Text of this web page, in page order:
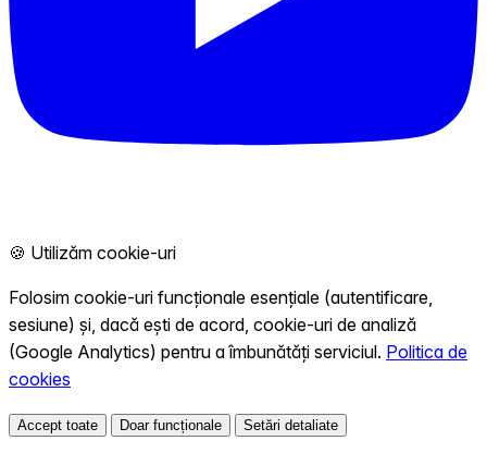
🍪 Utilizăm cookie-uri
Folosim cookie-uri funcționale esențiale (autentificare,
sesiune) și, dacă ești de acord, cookie-uri de analiză
(Google Analytics) pentru a îmbunătăți serviciul. Politica de
cookies
Accept toate Doar funcționale Setări detaliate